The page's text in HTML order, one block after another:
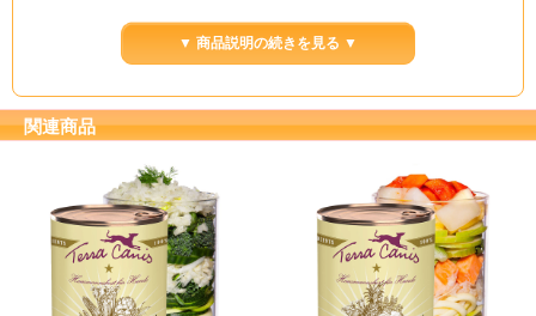
▼ 商品説明の続きを見る ▼
関連商品